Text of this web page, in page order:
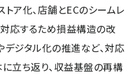
ア化、店舗とECのシームレ
応するため損益構造の改
ジタル化の推進など、対応
立ち返り、収益基盤の再構